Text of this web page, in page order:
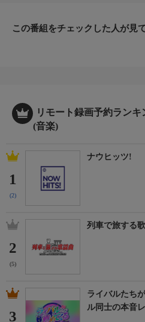
この番組をチェックした人が見
リモート録画予約ランキ
(音楽)
1
(2)
ナウヒッツ!
2
(5)
列車で旅する
3
ライバルたち
ル同士の本音